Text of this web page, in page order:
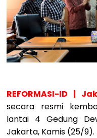
REFORMASI-ID |
secara resmi
lantai 4 Gedung
Jakarta, Kamis (25/9).